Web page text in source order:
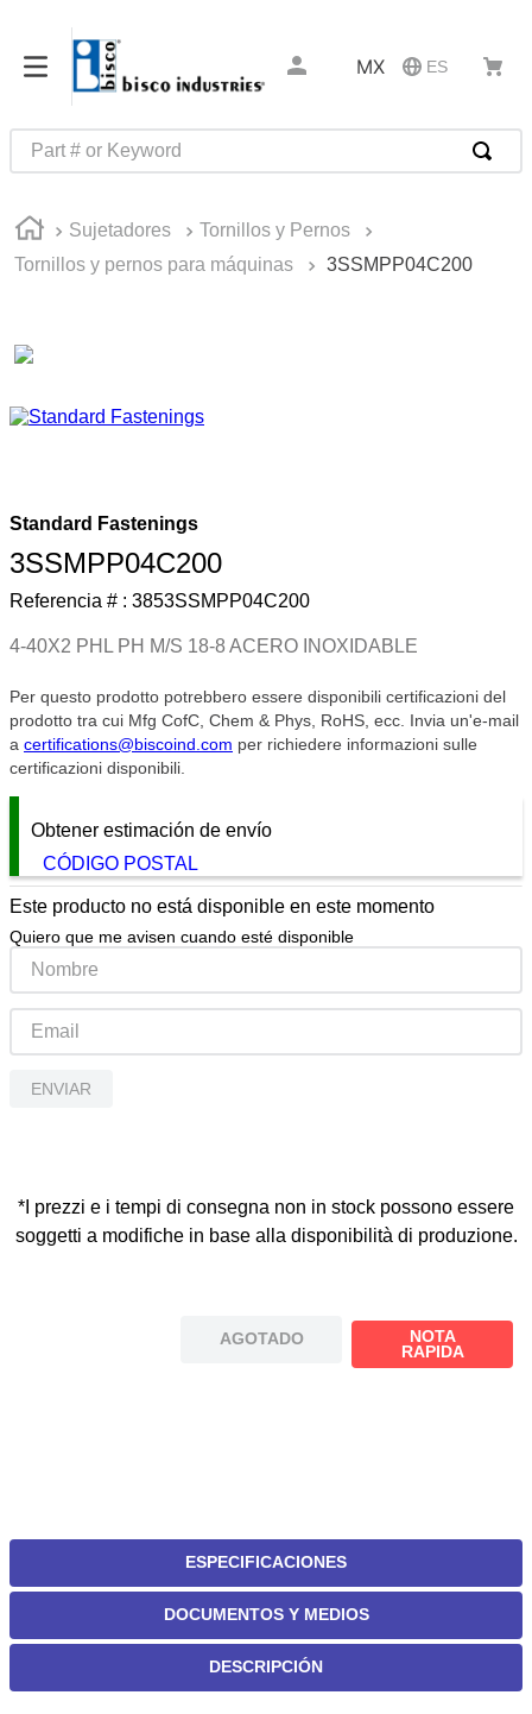
MX ES
Part # or Keyword
Sujetadores
Tornillos y Pernos
Tornillos y pernos para máquinas
3SSMPP04C200
Standard Fastenings
3SSMPP04C200
Referencia # : 3853SSMPP04C200
4-40X2 PHL PH M/S 18-8 ACERO INOXIDABLE
Per questo prodotto potrebbero essere disponibili certificazioni del
prodotto tra cui Mfg CofC, Chem & Phys, RoHS, ecc. Invia un'e-mail
a certifications@biscoind.com per richiedere informazioni sulle
certificazioni disponibili.
Obtener estimación de envío
CÓDIGO POSTAL
Este producto no está disponible en este momento
Quiero que me avisen cuando esté disponible
ENVIAR
*I prezzi e i tempi di consegna non in stock possono essere
soggetti a modifiche in base alla disponibilità di produzione.
AGOTADO
NOTA
RAPIDA
ESPECIFICACIONES
DOCUMENTOS Y MEDIOS
DESCRIPCIÓN
1 .
pin connectors
2.
captive
10.